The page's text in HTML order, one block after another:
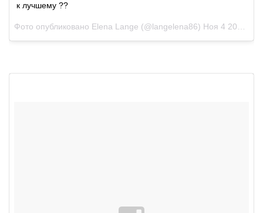
к лучшему ??
Фото опубликовано Elena Lange (@langelena86) Ноя 4 2015 в 10:56 PST